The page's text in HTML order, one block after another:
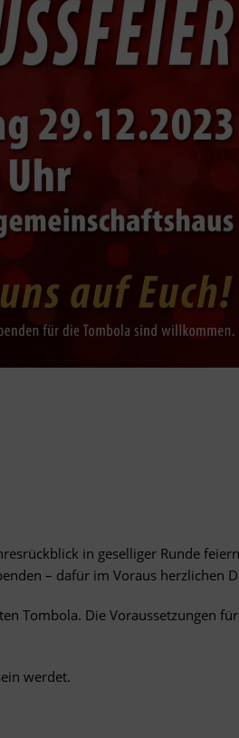
in geselliger Runde
– dafür im Voraus herzlichen
Tombola. Die Voraussetzungen für
werdet.